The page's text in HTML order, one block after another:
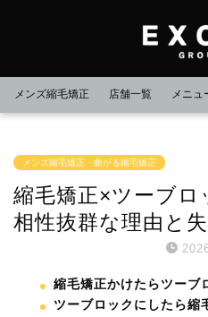
メンズ縮毛矯正 店舗一覧 メニュ
メンズ縮毛矯正・曲がる縮毛矯正
縮毛矯正×ツーブロ
相性抜群な理由と
縮毛矯正かけたらツーブ
ツーブロックにしたら縮